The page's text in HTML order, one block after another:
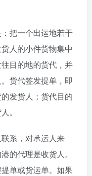
把一个出运地若干
人的小件货物集中
目的地的货代，并
货代签发提单，即
发货人；货代目的
。
系，对承运人来
的代理是收货人。
单或货运单。如果